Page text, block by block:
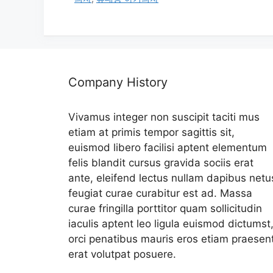
Company History
Vivamus integer non suscipit taciti mus
etiam at primis tempor sagittis sit,
euismod libero facilisi aptent elementum
felis blandit cursus gravida sociis erat
ante, eleifend lectus nullam dapibus
feugiat curae curabitur est ad. Massa
curae fringilla porttitor quam sollicitudin
iaculis aptent leo ligula euismod dictumst,
orci penatibus mauris eros etiam
erat volutpat posuere.